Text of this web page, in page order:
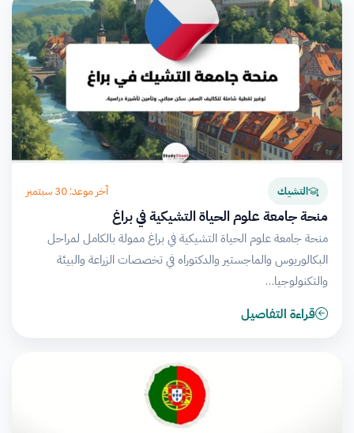
التشيك آخر موعد: 30 سبتمبر
منحة جامعة علوم الحياة التشيكية في براغ
منحة جامعة علوم الحياة التشيكية في براغ ممولة بالكامل لمراحل
البكالوريوس والماجستير والدكتوراه في تخصصات الزراعة والبيئة
والتكنولوجيا…
قراءة التفاصيل